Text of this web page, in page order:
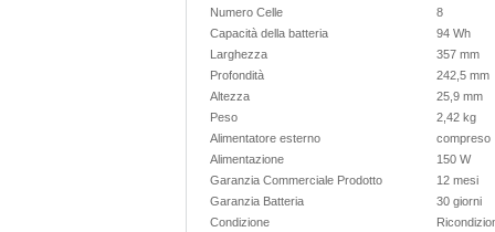
Numero Celle
8
Capacità della batteria
94 Wh
Larghezza
357 mm
Profondità
242,5 mm
Altezza
25,9 mm
Peso
2,42 kg
Alimentatore esterno
Alimentazione
150 W
Garanzia Commerciale Prodotto
12 mesi
Garanzia Batteria
30 giorni
Condizione